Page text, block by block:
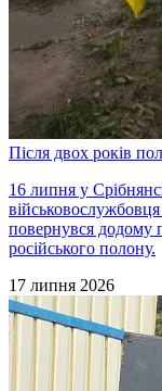
Після двох років
16 липня у
повернувся додому
російського полону.
17 липня 2026